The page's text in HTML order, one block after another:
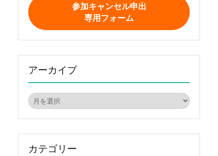
参加キャンセル申出
専用フォーム
アーカイブ
ア
ー
カ
イ
ブ
カテゴリー